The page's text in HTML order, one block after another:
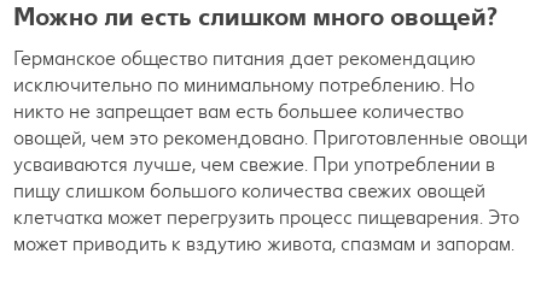
Можно ли есть слишком много овощей?
Германское общество питания дает рекомендацию
исключительно по минимальному потреблению. Но
никто не запрещает вам есть большее количество
овощей, чем это рекомендовано. Приготовленные овощи
усваиваются лучше, чем свежие. При употреблении в
пищу слишком большого количества свежих овощей
клетчатка может перегрузить процесс пищеварения. Это
может приводить к вздутию живота, спазмам и запорам.